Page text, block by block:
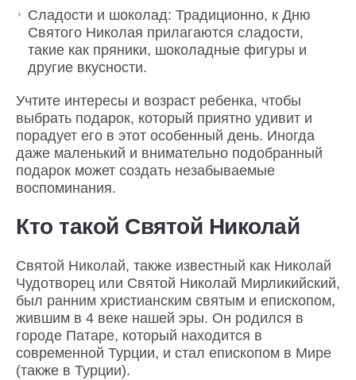
Сладости и шоколад: Традиционно, к Дню
Святого Николая прилагаются сладости,
такие как пряники, шоколадные фигуры и
другие вкусности.
Учтите интересы и возраст ребенка, чтобы
выбрать подарок, который приятно удивит и
порадует его в этот особенный день. Иногда
даже маленький и внимательно подобранный
подарок может создать незабываемые
воспоминания.
Кто такой Святой Николай
Святой Николай, также известный как Николай
Чудотворец или Святой Николай Мирликийский,
был ранним христианским святым и епископом,
жившим в 4 веке нашей эры. Он родился в
городе Патаре, который находится в
современной Турции, и стал епископом в Мире
(также в Турции).